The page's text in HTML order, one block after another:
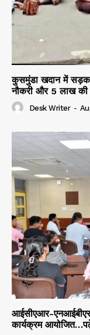
कुसमुंडा खदान में सड़क
नौकरी और 5 लाख की
Desk Writer -
आईसीएआर-
कार्यक्रम